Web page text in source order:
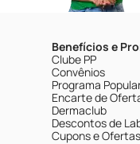
Benefícios e
Clube PP
Convênios
Programa
Encarte de
Dermaclub
Descontos de
Cupons e Ofertas